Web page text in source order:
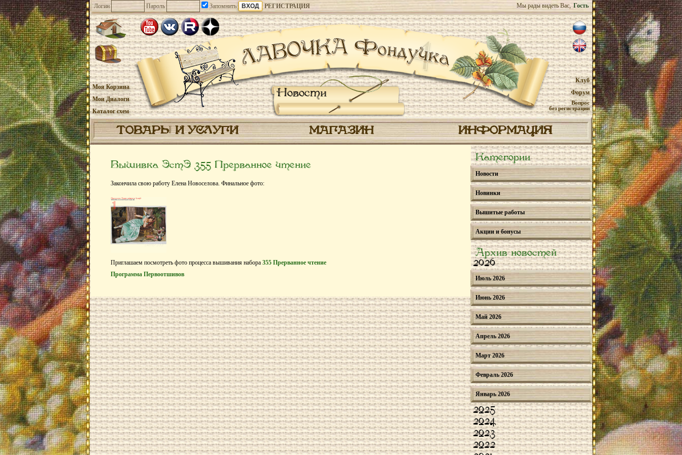
Логин Пароль Запомнить РЕГИСТРАЦИЯ Мы рады видеть Вас, Гость
Новости
Моя Корзина
Мои Диалоги
Каталог схем
Клуб
Форум
Вопрос
без регистрации
ТОВАРЫ И УСЛУГИ МАГАЗИН ИНФОРМАЦИЯ
Вышивка ЭстЭ 355 Прерванное чтение
Закончила свою работу Елена Новоселова. Финальное фото:
Приглашаем посмотреть фото процесса вышивания набора 355 Прерванное чтение
Программа Первоотшивов
Категории
Новости
Новинки
Вышитые работы
Акции и бонусы
Архив новостей
2026
Июль 2026
Июнь 2026
Май 2026
Апрель 2026
Март 2026
Февраль 2026
Январь 2026
2025
2024
2023
2022